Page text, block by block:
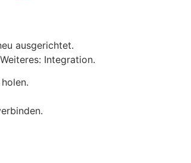
ausgerichtet.
Integration.